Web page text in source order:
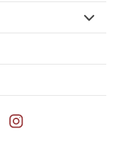
Instagram